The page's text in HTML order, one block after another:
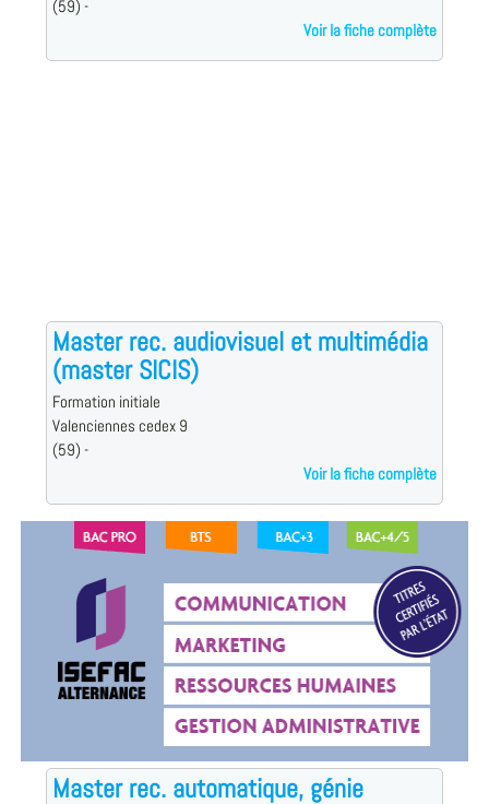
(59) -
Voir la fiche complète
Master rec. audiovisuel et multimédia
(master SICIS)
Formation initiale
Valenciennes cedex 9
(59) -
Voir la fiche complète
Master rec. automatique, génie